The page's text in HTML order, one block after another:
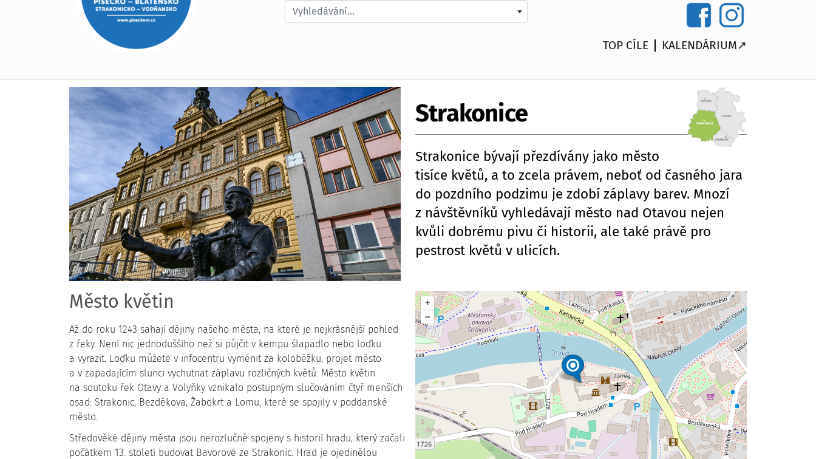
Vyhledávání...
TOP CÍLE KALENDÁRIUM↗
Strakonice
Strakonice bývají přezdívány jako město
tisíce květů, a to zcela právem, neboť od časného jara
do pozdního podzimu je zdobí záplavy barev. Mnozí
z návštěvníků vyhledávají město nad Otavou nejen
kvůli dobrému pivu či historii, ale také právě pro
pestrost květů v ulicích.
+
–
Město květin
Až do roku 1243 sahají dějiny našeho města, na které je nejkrásnější pohled
z řeky. Není nic jednoduššího než si půjčit v kempu šlapadlo nebo loďku
a vyrazit. Loďku můžete v infocentru vyměnit za koloběžku, projet město
a v zapadajícím slunci vychutnat záplavu rozličných květů. Město květin
na soutoku řek Otavy a Volyňky vznikalo postupným slučováním čtyř menších
osad: Strakonic, Bezděkova, Žabokrt a Lomu, které se spojily v poddanské
město.
Středověké dějiny města jsou nerozlučně spojeny s historií hradu, který začali
počátkem 13. století budovat Bavorové ze Strakonic. Hrad je ojedinělou